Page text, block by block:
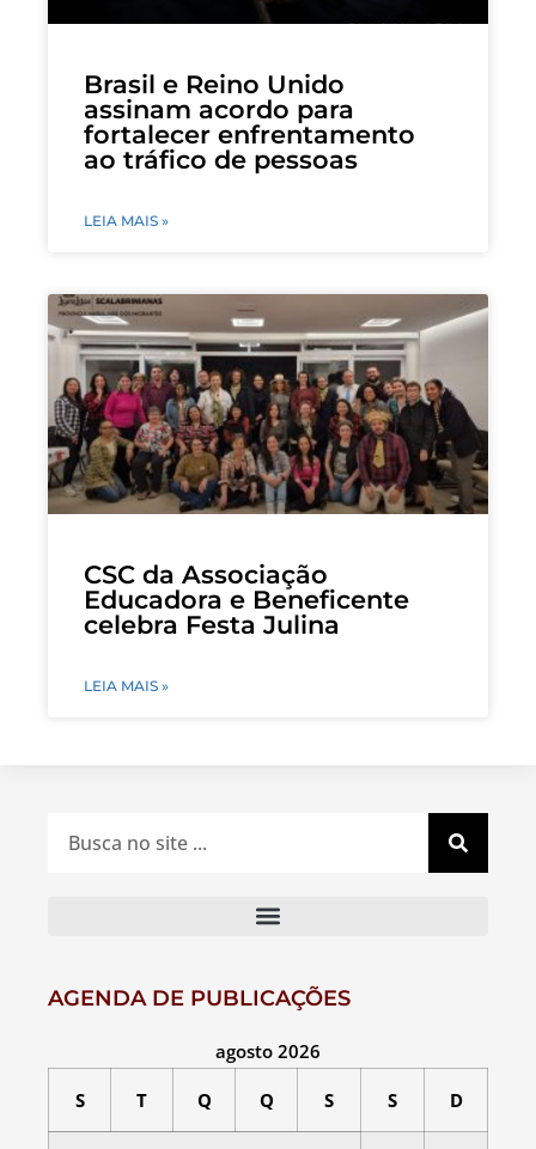
Brasil e Reino Unido
assinam acordo para
fortalecer enfrentamento
ao tráfico de pessoas
LEIA MAIS »
CSC da Associação
Educadora e Beneficente
celebra Festa Julina
LEIA MAIS »
AGENDA DE PUBLICAÇÕES
agosto 2026
S T Q Q S S D